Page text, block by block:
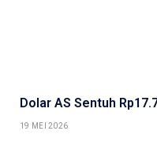
Dolar AS Sentuh
19 MEI 2026